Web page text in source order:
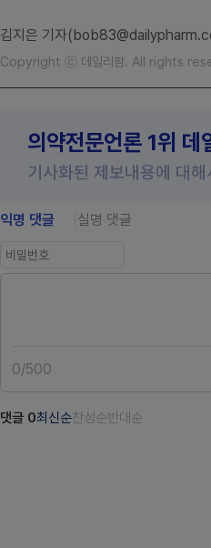
김지은 기자
Copyright ⓒ 데일리팜. All rights
의약전문언론 1위 데
기사화된 제보내용에 대
익명 댓글 실명 댓글
0/500
댓글 0최신순찬성순반대순